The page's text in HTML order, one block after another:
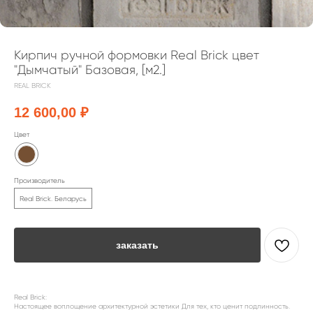
Кирпич ручной формовки Real Brick цвет
"Дымчатый" Базовая, [м2.]
REAL BRICK
12 600,00 ₽
Цвет
Производитель
Real Brick. Беларусь
заказать
Real Brick:
Настоящее воплощение архитектурной эстетики Для тех, кто ценит подлинность.